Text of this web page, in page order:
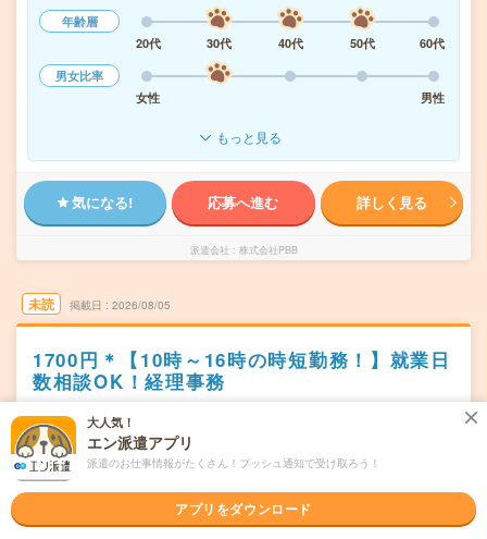
年齢層
20代
30代 40代 50代
60代
男女比率
女性
男性
もっと見る
気になる! 応募へ進む 詳しく見る
派遣会社 株式会社PBB
未読 掲載日 2026/08/05
1700円＊【10時～16時の時短勤務！】就業日
数相談OK！経理事務
勤務地
千葉県船橋市
船橋駅から徒歩7分／京成船橋駅から徒歩5分
月～金（週5日） ※週4日の相談もOK
大人気！
エン派遣アプリ
派遣のお仕事情報がたくさん！プッシュ通知で受け取ろう！
アプリをダウンロード